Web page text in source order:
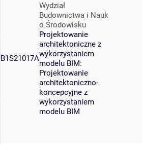
B1S21017A
Wydział
Budownictwa i Nauk
o Środowisku
Projektowanie
architektoniczne z
wykorzystaniem
modelu BIM:
Projektowanie
architektoniczno-
koncepcyjne z
wykorzystaniem
modelu BIM